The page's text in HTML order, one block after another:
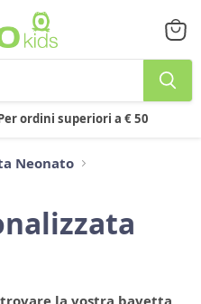
ordini superiori a € 50
il
Neonato